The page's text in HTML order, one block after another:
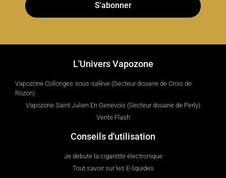
S'abonner
L'Univers Vapozone
Vapozone Collonges-sous-salève (Secteur douane de Crois de
Rozon)
Vapozone Saint Julien En Genevois (Secteur douane de Perly)
Vente Flash
Conseils d'utilisation
Je débute la cigarette électronique
Tout savoir sur les E-liquides